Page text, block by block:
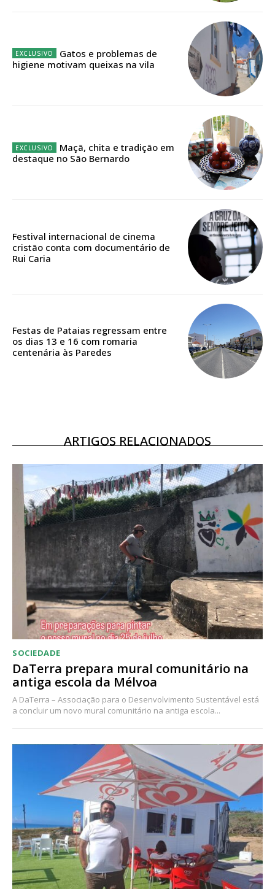
Sendo assinante terá acesso a todos os conteúdos exclusivos e versões
Escolha o plano de assinatura desejado:
IMPRESSA
32€
Edição em papel entregue à Quinta-feira em sua
casa
DIGITAL ANUAL
16€
12 meses
Acesso ao conteúdo online
Acesso aos conteúdos Exclusivos para
assinantes
Ofertas para assinatura anual
Escolha o plano
Gatos e problemas de
higiene motivam queixas na vila
Maçã, chita e tradição em
destaque no São Bernardo
Festival internacional de cinema
cristão conta com documentário de
Rui Caria
Festas de Pataias regressam entre
os dias 13 e 16 com romaria
centenária às Paredes
ARTIGOS RELACIONADOS
SOCIEDADE
DaTerra prepara mural comunitário na
antiga escola da Mélvoa
A DaTerra – Associação para o Desenvolvimento Sustentável está
a concluir um novo mural comunitário na antiga escola...